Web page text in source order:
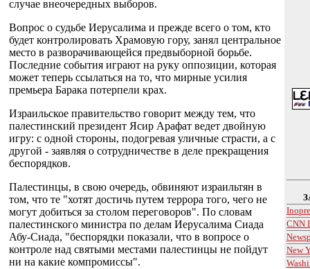
случае внеочередных выборов.
Вопрос о судьбе Иерусалима и прежде всего о том, кто
будет контролировать Храмовую гору, занял центральное
место в разворачивающейся предвыборной борьбе.
Последние события играют на руку оппозиции, которая
может теперь ссылаться на то, что мирные усилия
премьера Барака потерпели крах.
Израильское правительство говорит между тем, что
палестинский президент Ясир Арафат ведет двойную
игру: с одной стороны, подогревая уличные страсти, а с
другой - заявляя о сотрудничестве в деле прекращения
беспорядков.
Палестинцы, в свою очередь, обвиняют израильтян в
том, что те "хотят достичь путем террора того, чего не
могут добиться за столом переговоров". По словам
палестинского министра по делам Иерусалима Сиада
Абу-Сиада, "беспорядки показали, что в вопросе о
контроле над святыми местами палестинцы не пойдут
ни на какие компромиссы".
CNN
New